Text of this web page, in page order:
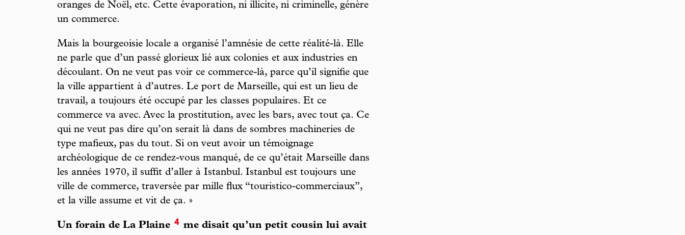
oranges de Noël, etc. Cette évaporation, ni illicite, ni criminelle, génère
un commerce.
Mais la bourgeoisie locale a organisé l’amnésie de cette réalité-là. Elle
ne parle que d’un passé glorieux lié aux colonies et aux industries en
découlant. On ne veut pas voir ce commerce-là, parce qu’il signifie que
la ville appartient à d’autres. Le port de Marseille, qui est un lieu de
travail, a toujours été occupé par les classes populaires. Et ce
commerce va avec. Avec la prostitution, avec les bars, avec tout ça. Ce
qui ne veut pas dire qu’on serait là dans de sombres machineries de
type mafieux, pas du tout. Si on veut avoir un témoignage
archéologique de ce rendez-vous manqué, de ce qu’était Marseille dans
les années 1970, il suffit d’aller à Istanbul. Istanbul est toujours une
ville de commerce, traversée par mille flux “touristico-commerciaux”,
et la ville assume et vit de ça. »
Un forain de La Plaine 4 me disait qu’un petit cousin lui avait